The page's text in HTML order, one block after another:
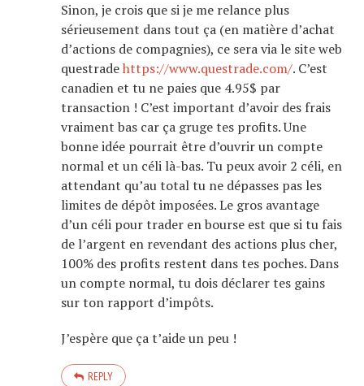
Sinon, je crois que si je me relance plus
sérieusement dans tout ça (en matière d’achat
d’actions de compagnies), ce sera via le site web
questradehttps://www.questrade.com/. C’est
canadien et tu ne paies que 4.95$ par
transaction ! C’est important d’avoir des frais
vraiment bas car ça gruge tes profits. Une
bonne idée pourrait être d’ouvrir un compte
normal et un céli là-bas. Tu peux avoir 2 céli, en
attendant qu’au total tu ne dépasses pas les
limites de dépôt imposées. Le gros avantage
d’un céli pour trader en bourse est que si tu fais
de l’argent en revendant des actions plus cher,
100% des profits restent dans tes poches. Dans
un compte normal, tu dois déclarer tes gains
sur ton rapport d’impôts.
J’espère que ça t’aide un peu !
REPLY